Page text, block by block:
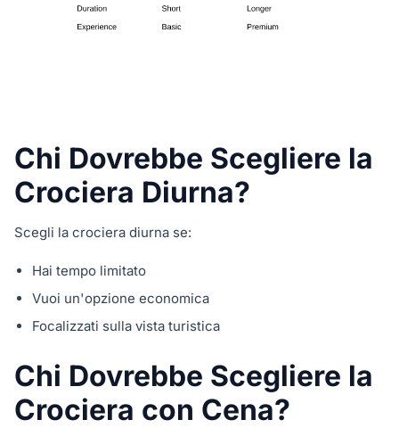
Chi Dovrebbe Scegliere la
Crociera Diurna?
Scegli la crociera diurna se:
Hai tempo limitato
Vuoi un'opzione economica
Focalizzati sulla vista turistica
Chi Dovrebbe Scegliere la
Crociera con Cena?